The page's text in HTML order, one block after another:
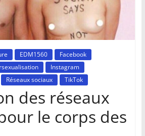
EDM1560
Facebook
Instagram
Réseaux sociaux TikTok
des réseaux
le corps des